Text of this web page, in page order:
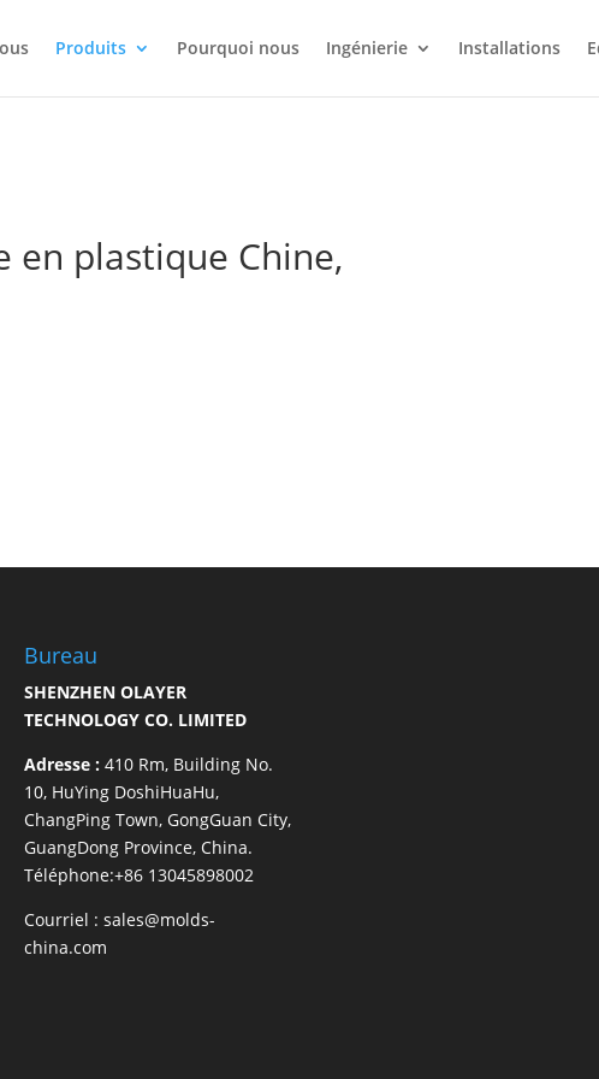
Produits Pourquoi nous Ingénierie Installations
en plastique Chine,
Bureau
SHENZHEN OLAYER
TECHNOLOGY CO. LIMITED
Adresse : 410 Rm, Building No.
10, HuYing DoshiHuaHu,
ChangPing Town, GongGuan City,
GuangDong Province, China.
Téléphone:+86 13045898002
Courriel : sales@molds-
china.com